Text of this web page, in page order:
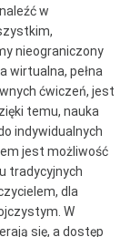
w
nieograniczony
wirtualna, pełna
ćwiczeń, jest
temu, nauka
indywidualnych
jest możliwość
tradycyjnych
dla
W
się, a dostęp